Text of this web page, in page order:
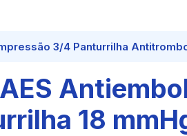
3/4 Panturrilha
18